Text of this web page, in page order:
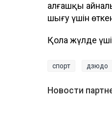
алғашқы
шығу үшін
Қола жүлде
спорт дзюдо
Новости